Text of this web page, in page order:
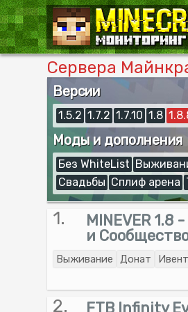
Сервера
Версии
1.5.2 1.7.2 1.7.10 1.8
Моды и дополнения
Без WhiteList
Свадьбы Сплиф арена
1.
MINEVER 1.8
и
Выживание Донат
2. FTB Infinity